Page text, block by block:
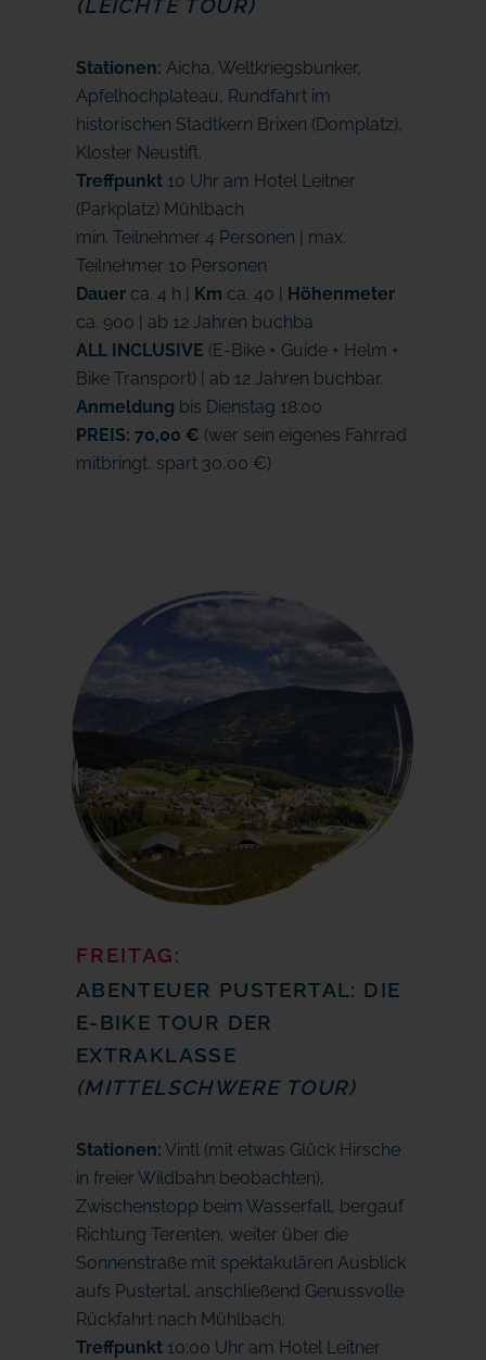
(LEICHTE TOUR)
Stationen: Aicha, Weltkriegsbunker,
Apfelhochplateau, Rundfahrt im
historischen Stadtkern Brixen (Domplatz),
Kloster Neustift.
Treffpunkt10 Uhr am Hotel Leitner
(Parkplatz) Mühlbach
min. Teilnehmer 4 Personen | max.
Teilnehmer 10 Personen
Dauerca. 4 h | Km ca. 40 | Höhenmeter
ca. 900 | ab 12 Jahren buchba
ALL INCLUSIVE (E-Bike + Guide + Helm +
Bike Transport) | ab 12 Jahren buchbar.
Anmeldung bis Dienstag 18:00
PREIS: 70,00 € (wer sein eigenes Fahrrad
mitbringt, spart 30,00 €)
FREITAG:
ABENTEUER PUSTERTAL: DIE
E-BIKE TOUR DER
EXTRAKLASSE
(MITTELSCHWERE TOUR)
Stationen: Vintl (mit etwas Glück Hirsche
in freier Wildbahn beobachten),
Zwischenstopp beim Wasserfall, bergauf
Richtung Terenten, weiter über die
Sonnenstraße mit spektakulären Ausblick
aufs Pustertal, anschließend Genussvolle
Rückfahrt nach Mühlbach.
Treffpunkt10:00 Uhr am Hotel Leitner